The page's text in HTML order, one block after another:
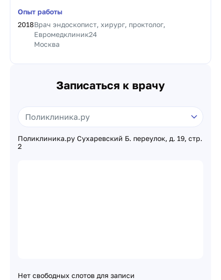
Опыт работы
2018Врач эндоскопист, хирург, проктолог,
Евромедклиник24
Москва
Записаться к врачу
Поликлиника.ру Сухаревский Б. переулок, д. 19, стр.
2
Нет свободных слотов для записи